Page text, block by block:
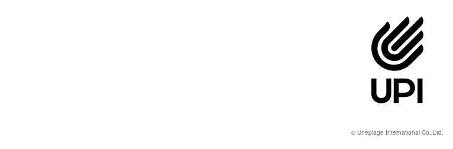
© Uneplage International Co.,Ltd.